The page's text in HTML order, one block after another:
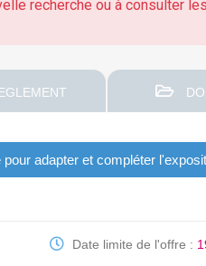
recherche ou à consulter
adapter et compléter
Date limite de l'offre :